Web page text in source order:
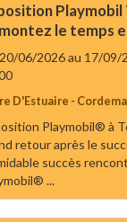
Playmobil
le temps
06/2026au 17/09/
D'Estuaire -
Playmobil® à
retour après le
succès
...